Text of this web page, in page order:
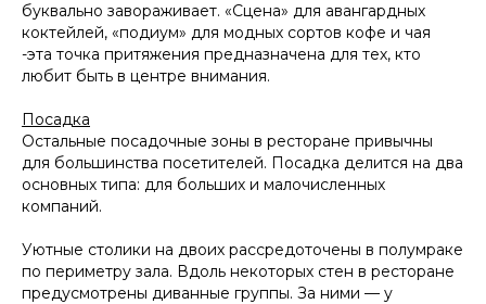
буквально завораживает. «Сцена» для авангардных
коктейлей, «подиум» для модных сортов кофе и чая
-эта точка притяжения предназначена для тех, кто
любит быть в центре внимания.
Посадка
Остальные посадочные зоны в ресторане привычны
для большинства посетителей. Посадка делится на два
основных типа: для больших и малочисленных
компаний.
Уютные столики на двоих рассредоточены в полумраке
по периметру зала. Вдоль некоторых стен в ресторане
предусмотрены диванные группы. За ними — у